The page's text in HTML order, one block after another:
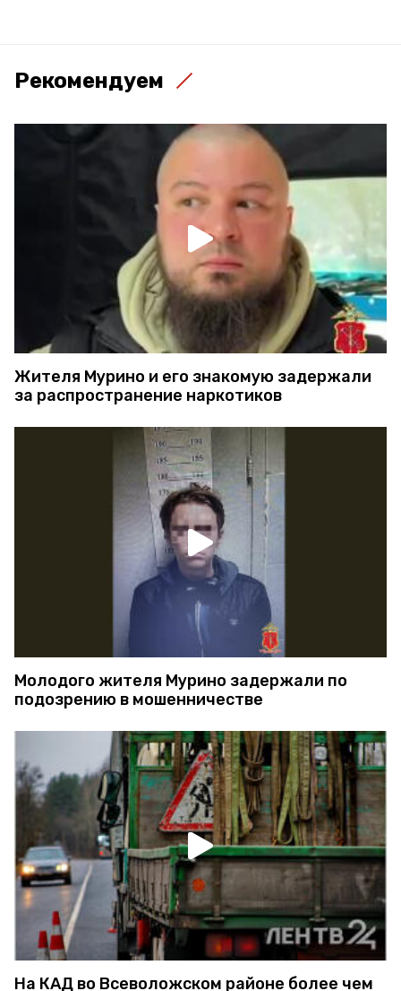
Рекомендуем
Жителя Мурино и его знакомую задержали
за распространение наркотиков
Молодого жителя Мурино задержали по
подозрению в мошенничестве
На КАД во Всеволожском районе более чем